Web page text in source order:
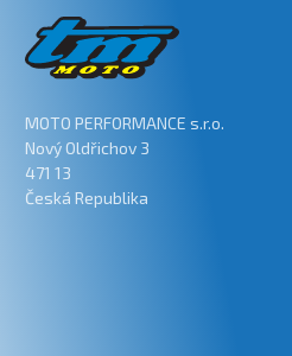
MOTO PERFORMANCE s.r.o.
Nový Oldřichov 3
471 13
Česká Republika